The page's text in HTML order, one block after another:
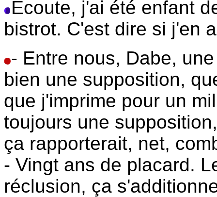
Ecoute, j'ai été enfant
bistrot. C'est dire si j'en
- Entre nous, Dabe,
bien une supposition,
que j'imprime pour un
toujours une
ça rapporterait, net,
- Vingt ans de placard.
réclusion, ça